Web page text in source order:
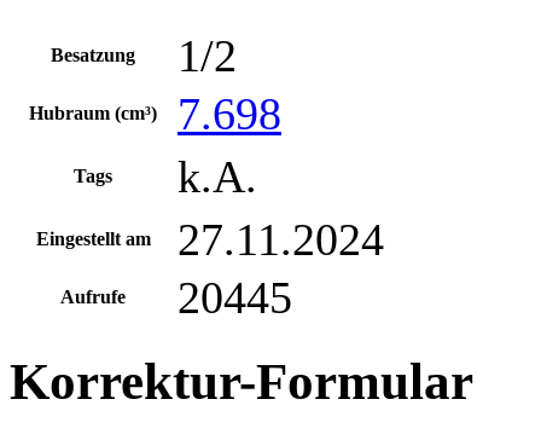
Besatzung 1/2
Hubraum (cm³) 7.698
Tags k.A.
Eingestellt am 27.11.2024
Aufrufe 20445
Korrektur-Formular